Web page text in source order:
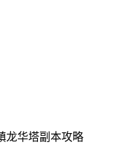
龙华塔副本攻略